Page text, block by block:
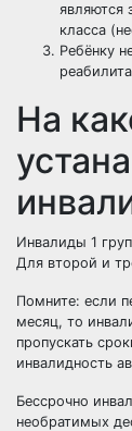
являются
класса
Ребёнку
На
Инвалиды 1
Для второй и
Помните: если
месяц, то
пропускать
инвалидность
Бессрочно
необратимых